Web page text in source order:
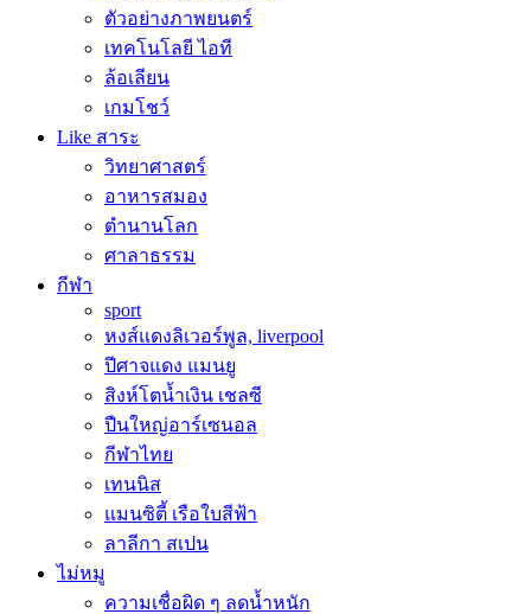
ตัวอย่างภาพยนตร์
เทคโนโลยี ไอที
ล้อเลียน
เกมโชว์
Like สาระ
วิทยาศาสตร์
อาหารสมอง
ตำนานโลก
ศาลาธรรม
กีฬา
sport
หงส์แดงลิเวอร์พูล, liverpool
ปีศาจแดง แมนยู
สิงห์โตน้ำเงิน เชลซี
ปืนใหญ่อาร์เซนอล
กีฬาไทย
เทนนิส
แมนซิตี้ เรือใบสีฟ้า
ลาลีกา สเปน
ไม่หมู
ความเชื่อผิด ๆ ลดน้ำหนัก